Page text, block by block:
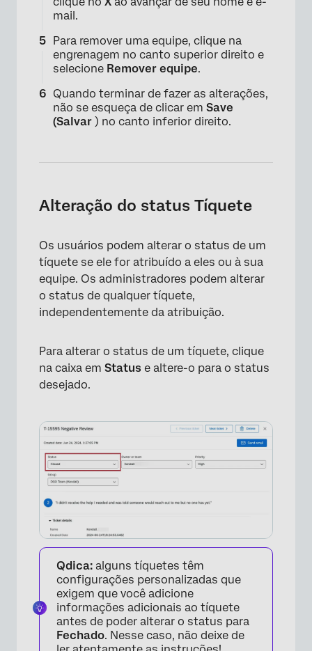
×
mail.
Para remover uma equipe, clique na
engrenagem no canto superior direito e
selecione Remover equipe.
Quando terminar de fazer as alterações,
não se esqueça de clicar em Save
(Salvar ) no canto inferior direito.
Alteração do status Tíquete
Os usuários podem alterar o status de um
tíquete se ele for atribuído a eles ou à sua
equipe. Os administradores podem alterar
o status de qualquer tíquete,
independentemente da atribuição.
Para alterar o status de um tíquete, clique
na caixa em Status e altere-o para o status
desejado.
Qdica: alguns tíquetes têm
configurações personalizadas que
exigem que você adicione
informações adicionais ao tíquete
antes de poder alterar o status para
Fechado. Nesse caso, não deixe de